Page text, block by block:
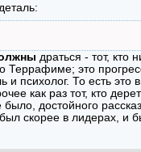
драться - тот,
это
психолог. То есть это
как раз тот, кто
достойного
скорее в лидерах,